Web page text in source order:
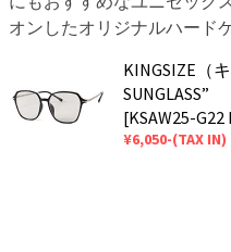
オンしたオリジナルハード
KINGSIZE（
SUNGLASS”
[KSAW25-
¥6,050-(TAX IN)